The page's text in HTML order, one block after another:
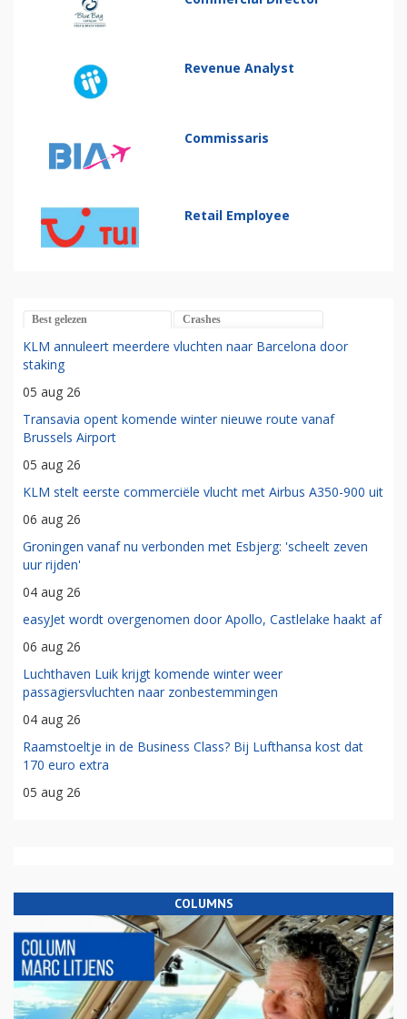
Revenue Analyst
Commissaris
Retail Employee
Best gelezen Crashes
KLM annuleert meerdere vluchten naar Barcelona door
staking
05 aug 26
Transavia opent komende winter nieuwe route vanaf
Brussels Airport
05 aug 26
KLM stelt eerste commerciële vlucht met Airbus A350-900 uit
06 aug 26
Groningen vanaf nu verbonden met Esbjerg: 'scheelt zeven
uur rijden'
04 aug 26
easyJet wordt overgenomen door Apollo, Castlelake haakt af
06 aug 26
Luchthaven Luik krijgt komende winter weer
passagiersvluchten naar zonbestemmingen
04 aug 26
Raamstoeltje in de Business Class? Bij Lufthansa kost dat
170 euro extra
05 aug 26
COLUMNS